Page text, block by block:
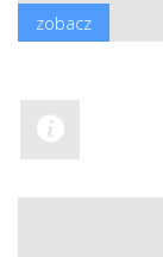
zobacz